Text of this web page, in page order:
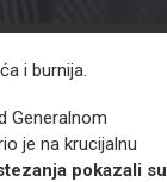
i burnija.
Generalnom
je na krucijalnu
pokazali su